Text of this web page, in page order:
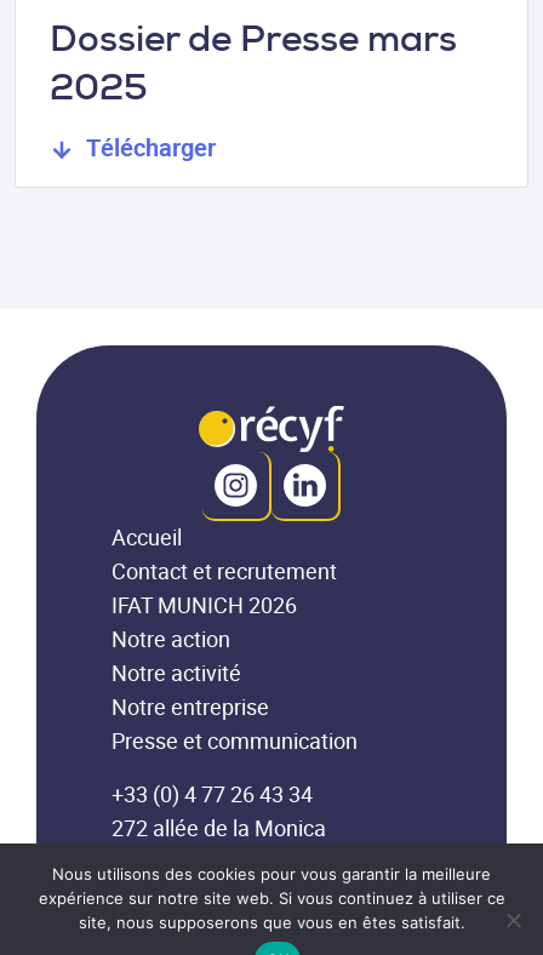
Dossier de Presse mars
2025
Télécharger
Accueil
Contact et recrutement
IFAT MUNICH 2026
Notre action
Notre activité
Notre entreprise
Presse et communication
+33 (0) 4 77 26 43 34
272 allée de la Monica
42510 BALBIGNY (France)
Nous utilisons des cookies pour vous garantir la meilleure
expérience sur notre site web. Si vous continuez à utiliser ce
site, nous supposerons que vous en êtes satisfait.